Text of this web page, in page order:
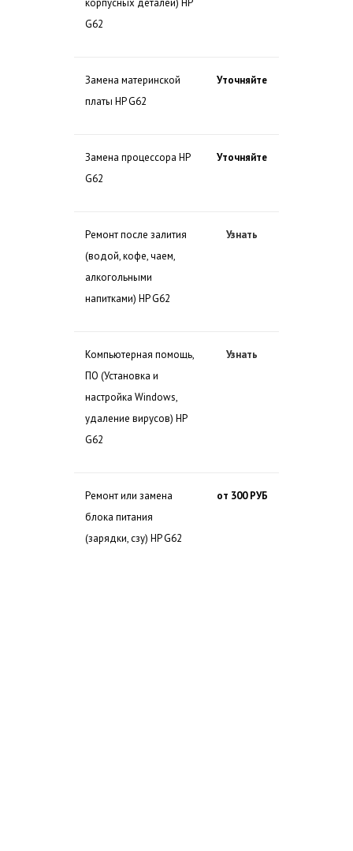
корпусных деталей) HP
G62
Замена материнской
платы HP G62
Уточняйте
Замена процессора HP
G62
Уточняйте
Ремонт после залития
(водой, кофе, чаем,
алкогольными
напитками) HP G62
Узнать
Компьютерная помощь,
ПО (Установка и
настройка Windows,
удаление вирусов) HP
G62
Узнать
Ремонт или замена
блока питания
(зарядки, сзу) HP G62
от 300 РУБ